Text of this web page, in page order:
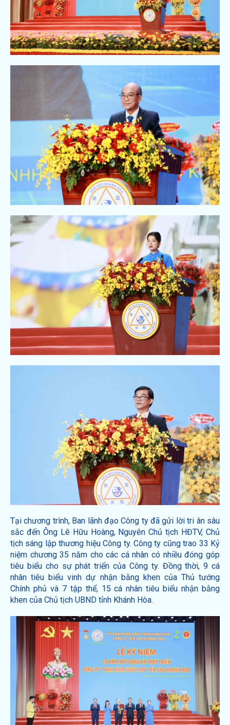
Tại chương trình, Ban lãnh đạo Công ty đã gửi lời tri ân sâu
sắc đến Ông Lê Hữu Hoàng, Nguyên Chủ tịch HĐTV, Chủ
tịch sáng lập thương hiệu Công ty. Công ty cũng trao 33 Kỷ
niệm chương 35 năm cho các cá nhân có nhiều đóng góp
tiêu biểu cho sự phát triển của Công ty. Đồng thời, 9 cá
nhân tiêu biểu vinh dự nhận bằng khen của Thủ tướng
Chính phủ và 7 tập thể, 15 cá nhân tiêu biểu nhận bằng
khen của Chủ tịch UBND tỉnh Khánh Hòa.